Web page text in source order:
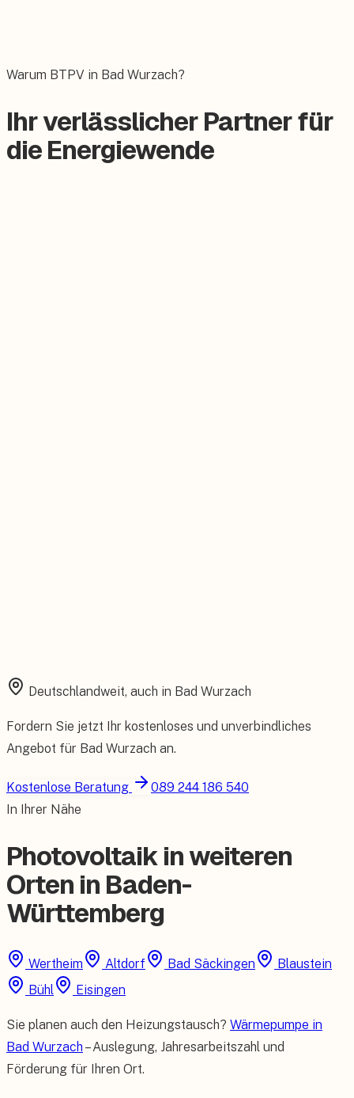
Warum BTPV in Bad Wurzach?
Ihr verlässlicher Partner für
die Energiewende
Deutschlandweit, auch in Bad Wurzach
Fordern Sie jetzt Ihr kostenloses und unverbindliches
Angebot für Bad Wurzach an.
Kostenlose Beratung
089 244 186 540
In Ihrer Nähe
Photovoltaik in weiteren
Orten in Baden-
Württemberg
Wertheim Altdorf Bad Säckingen
Blaustein
Bühl
Eisingen
Sie planen auch den Heizungstausch? Wärmepumpe in
Bad Wurzach – Auslegung, Jahresarbeitszahl und
Förderung für Ihren Ort.